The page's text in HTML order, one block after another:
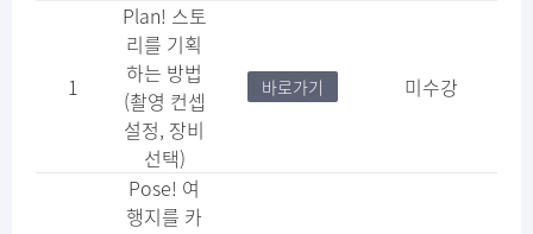
1
Plan! 스토
리를 기획
하는 방법
(촬영 컨셉
설정, 장비
선택)
바로가기 미수강
Pose! 여
행지를 카